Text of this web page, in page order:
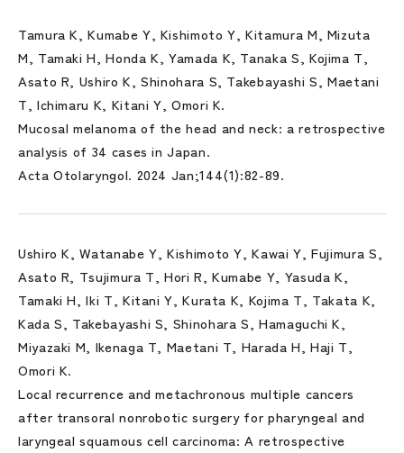
Tamura K, Kumabe Y, Kishimoto Y, Kitamura M, Mizuta
M, Tamaki H, Honda K, Yamada K, Tanaka S, Kojima T,
Asato R, Ushiro K, Shinohara S, Takebayashi S, Maetani
T, Ichimaru K, Kitani Y, Omori K.
Mucosal melanoma of the head and neck: a retrospective
analysis of 34 cases in Japan.
Acta Otolaryngol. 2024 Jan;144(1):82-89.
Ushiro K, Watanabe Y, Kishimoto Y, Kawai Y, Fujimura S,
Asato R, Tsujimura T, Hori R, Kumabe Y, Yasuda K,
Tamaki H, Iki T, Kitani Y, Kurata K, Kojima T, Takata K,
Kada S, Takebayashi S, Shinohara S, Hamaguchi K,
Miyazaki M, Ikenaga T, Maetani T, Harada H, Haji T,
Omori K.
Local recurrence and metachronous multiple cancers
after transoral nonrobotic surgery for pharyngeal and
laryngeal squamous cell carcinoma: A retrospective